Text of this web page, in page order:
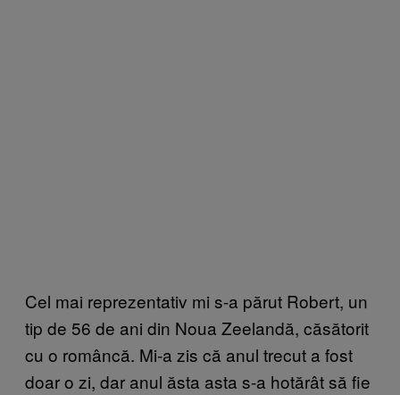
Cel mai reprezentativ mi s-a părut Robert, un
tip de 56 de ani din Noua Zeelandă, căsătorit
cu o româncă. Mi-a zis că anul trecut a fost
doar o zi, dar anul ăsta asta s-a hotărât să fie